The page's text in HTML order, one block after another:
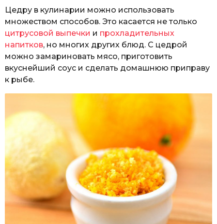
Цедру в кулинарии можно использовать
множеством способов. Это касается не только
цитрусовой выпечки и прохладительных
напитков, но многих других блюд. С цедрой
можно замариновать мясо, приготовить
вкуснейший соус и сделать домашнюю приправу
к рыбе.